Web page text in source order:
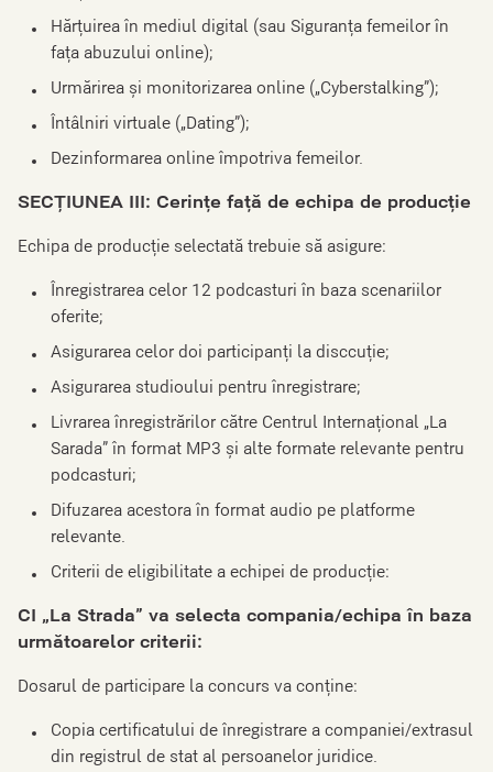
Hărțuirea în mediul digital (sau Siguranța femeilor în
fața abuzului online);
Urmărirea și monitorizarea online („Cyberstalking”);
Întâlniri virtuale („Dating”);
Dezinformarea online împotriva femeilor.
SECȚIUNEA III: Cerințe față de echipa de producție
Echipa de producție selectată trebuie să asigure:
Înregistrarea celor 12 podcasturi în baza scenariilor
oferite;
Asigurarea celor doi participanți la disccuție;
Asigurarea studioului pentru înregistrare;
Livrarea înregistrărilor către Centrul Internațional „La
Sarada” în format MP3 și alte formate relevante pentru
podcasturi;
Difuzarea acestora în format audio pe platforme
relevante.
Criterii de eligibilitate a echipei de producție:
CI „La Strada” va selecta compania/echipa în baza
următoarelor criterii:
Dosarul de participare la concurs va conține:
Copia certificatului de înregistrare a companiei/extrasul
din registrul de stat al persoanelor juridice.